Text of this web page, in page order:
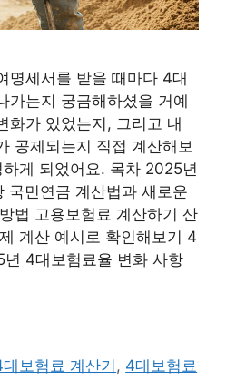
명세서를 받을 때마다 4대
가는지 궁금해하셨을 거예
화가 있었는지, 그리고 내
공제되는지 직접 계산해보
게 되었어요. 목차 2025년
국민연금 계산법과 새로운
법 고용보험료 계산하기 산
계산 예시로 확인해보기 4
4대보험료율 변화 사항
대보험료 계산기 , 4대보험료